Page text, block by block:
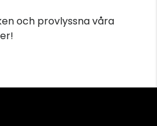
och provlyssna våra